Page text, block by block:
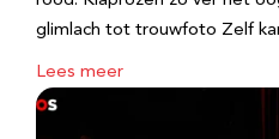
glimlach tot trouwfoto Zelf
Lees meer